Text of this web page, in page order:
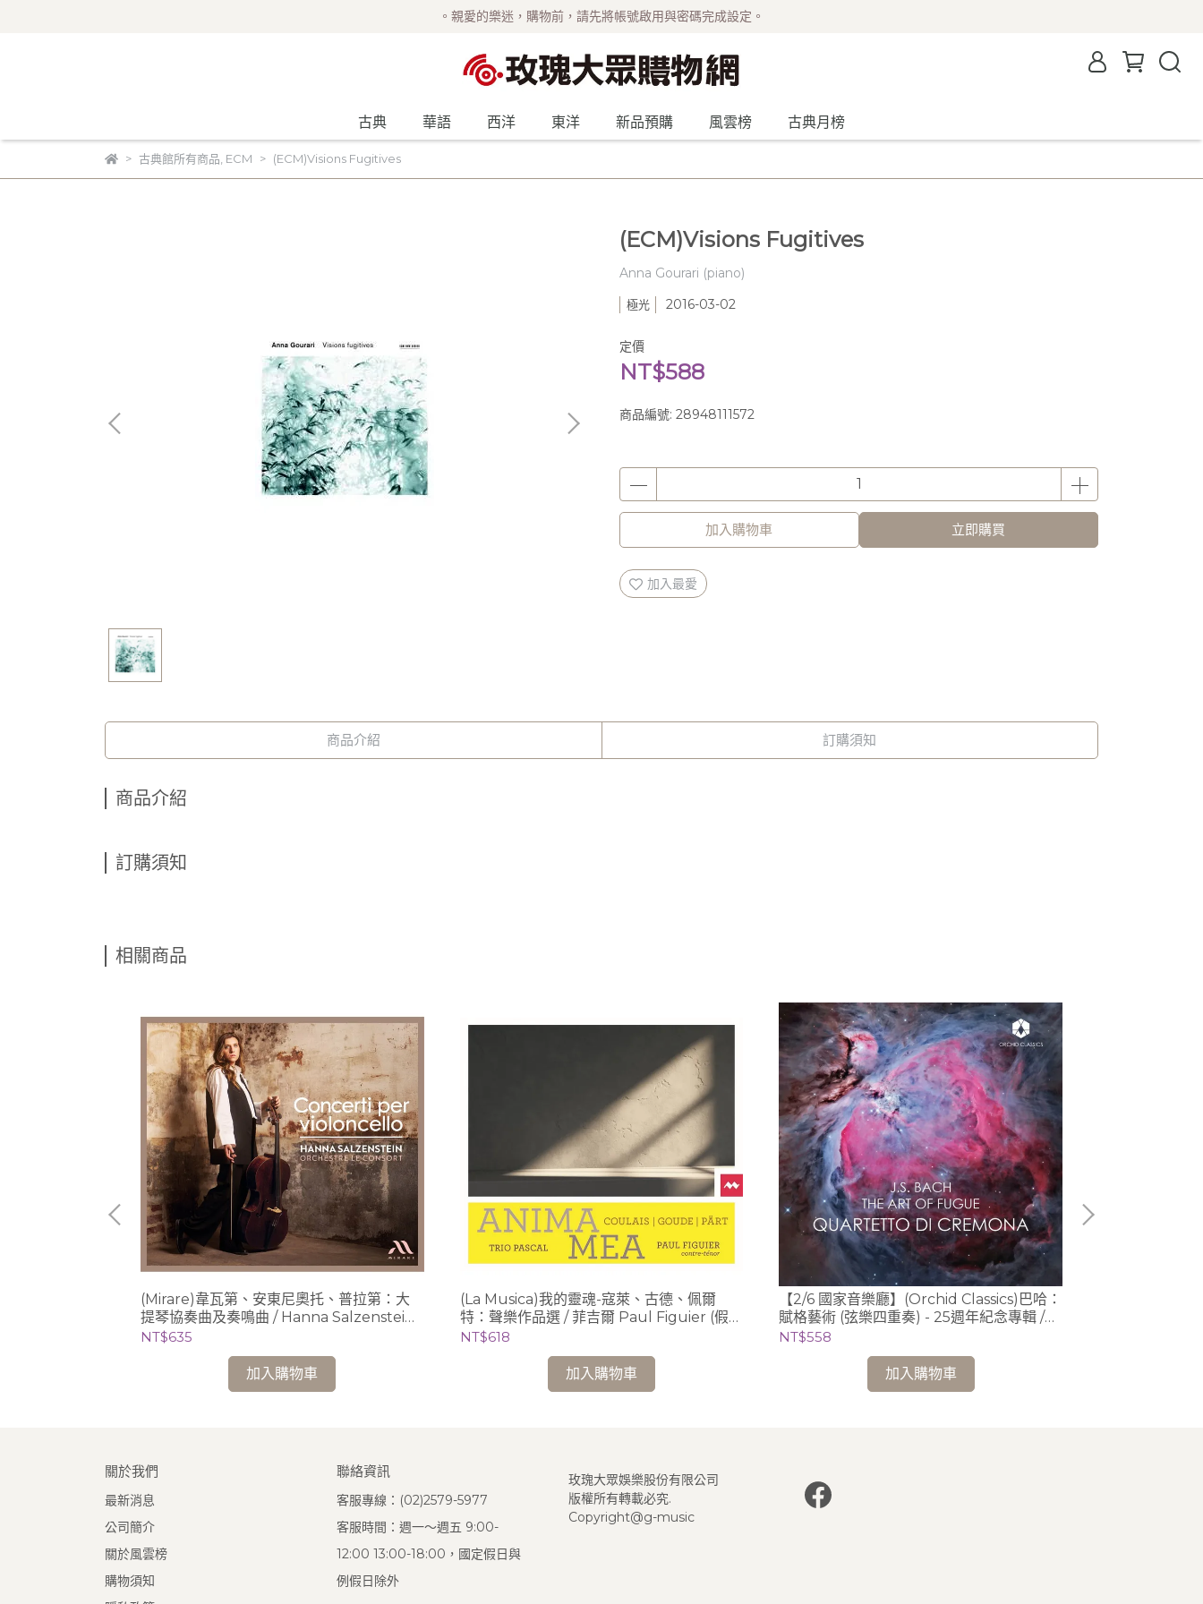
。親愛的樂迷，購物前，請先將帳號啟用與密碼完成設定。
古典 華語 西洋 東洋 新品預購 風雲榜 古典月榜
古典館所有商品 ECM (ECM)Visions Fugitives
(ECM)Visions Fugitives
Anna Gourari (piano)
極光 2016-03-02
定價
NT$588
商品編號: 28948111572
加入購物車 立即購買
加入最愛
商品介紹 訂購須知
商品介紹
訂購須知
相關商品
(Mirare)韋瓦第、安東尼奧托、普拉第：大
提琴協奏曲及奏鳴曲 / Hanna Salzenstein
(cello)
NT$635
加入購物車
(La Musica)我的靈魂-寇萊、古德、佩爾
特：聲樂作品選 / 菲吉爾 Paul Figuier (假聲
男高音)、Trio Pascal
NT$618
加入購物車
【2/6 國家音樂廳】(Orchid Classics)巴哈：
賦格藝術 (弦樂四重奏) - 25週年紀念專輯 /
克里蒙納四重奏 Quartetto di Cremona
(Cremona Quartet)
NT$558
加入購物車
關於我們
最新消息
公司簡介
關於風雲榜
購物須知
聯絡資訊
客服專線：(02)2579-5977
客服時間：週一～週五 9:00-
12:00 13:00-18:00，國定假日與
例假日除外
玫瑰大眾娛樂股份有限公司
版權所有轉載必究.
Copyright@g-music